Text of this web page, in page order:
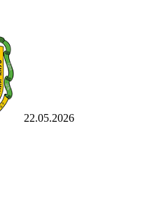
22.05.2026